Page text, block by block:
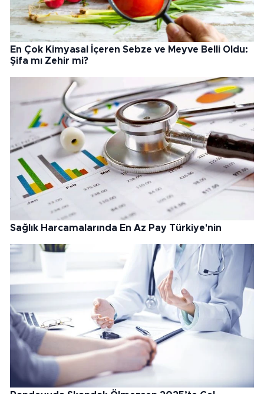
En Çok Kimyasal İçeren Sebze ve Meyve Belli Oldu:
Şifa mı Zehir mi?
Sağlık Harcamalarında En Az Pay Türkiye'nin